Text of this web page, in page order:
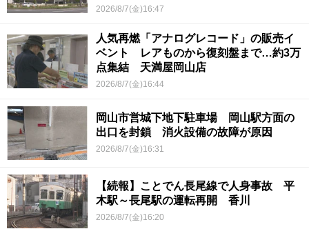
ていて被害結果も非常に重い」
2026/8/7(金)16:47
人気再燃「アナログレコード」の販売イ
ベント レアものから復刻盤まで…約3万
点集結 天満屋岡山店
2026/8/7(金)16:44
岡山市営城下地下駐車場 岡山駅方面の
出口を封鎖 消火設備の故障が原因
2026/8/7(金)16:31
【続報】ことでん長尾線で人身事故 平
木駅～長尾駅の運転再開 香川
2026/8/7(金)16:20